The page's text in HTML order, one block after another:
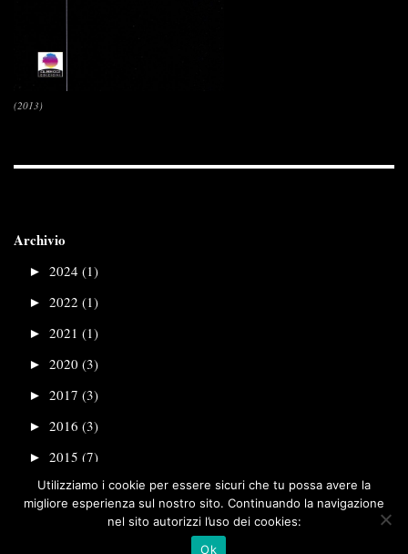
(2013)
Archivio
► 2024 (1)
► 2022 (1)
► 2021 (1)
► 2020 (3)
► 2017 (3)
► 2016 (3)
► 2015 (7)
Utilizziamo i cookie per essere sicuri che tu possa avere la
migliore esperienza sul nostro sito. Continuando la navigazione
nel sito autorizzi l’uso dei cookies:
Ok